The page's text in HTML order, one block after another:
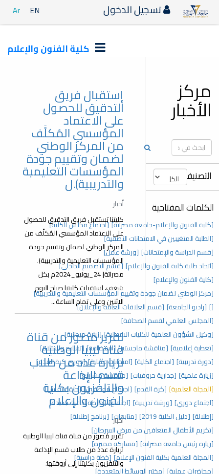
Ar EN تسجيل الدخول
كلية الفنون والإعلام
مركز
الأخبار
التصنيفات
الكلمات المفتاحية
[كلية الفنون والإعلام-جامعة مصراتة] [اجتماع مجلس الكلية]
[الطلبة المتغيبين في الامتحانات النصفية]
[قسم الدراسة والإمتحانات] [ورشة عمل]
[اتحاد طلبة كلية الفنون والإعلام][قسم التصميم الداخلي]
[كلية الفنون والإعلام]
[مركز الوطني لضمان جودة وتقييم المؤسسات التعليمية والتدريبية]
[] [راديو الجامعة] [قسم العلاقات العامة والإعلان]
[المجلس العلمي لقسم الصحافة]
[وكيل الشؤون العلمية للكليات الانسانية] [زيارة ميدانية]
[تغطية إعلامية] [مناقشة ماجستير] [استضافة] [تسليم واستلام]
[دورة تدريبية] [اجتماع الكلية] [امتحانات عملية][دوري كرة القدم]
[زيارة علمية] [جدارية حروفيات] [مناقشة مشاريع]
[المجلة العلمية] [كرة القدم] [اجتماع موظفين][حلقة نقاش]
[اجتماع دوري] [ورشة تدريبية] [اجتماع][خارطة إذاعية جديدة]
[إطلالة] [دليل الكلية 2019] [متابعات] [برنامج إطلالة]
[تكريم الأطفال المتعافين من مرض السرطان]
[زيارة رئيس جامعة مصراتة] [مشاركة مميزة]
[المجلة العلمية بكلية الفنون الإعلام] [خطة دراسية]
[محاضرات عملية] [مختبر الوسائط المتعددة]
إستقبال فريق
التدقيق للحصول
على الاعتماد
المؤسسي المُكلًَف
من المركز الوطني
لضمان وتقييم جودة
المؤسسات التعليمية
والتدريبية).ل
أخبار
كليتنا تستقبل فريق التدقيق للحصول
على الاعتماد المؤسسي المُكلًَف من
المركز الوطني لضمان وتقييم جودة
المؤسسات التعليمية والتدريبية).
مصراتة| 24_يونيو_2024م بكل
شغف، استقبلت كليتنا صباح اليوم
الاثنين وعلى تمام الساعة...
تقرير مُصور من قناة
قناة ليبيا الوطنية
لزيارة عدد من طلاب
قسم الإذاعة
والتلفزيون بكلية
الفنون والإعلام
أخبار
تقرير مُصور من قناة قناة ليبيا الوطنية
لزيارة عدد من طلاب قسم الإذاعة
والتلفزيون بكليتنا إلى أروقتها؛